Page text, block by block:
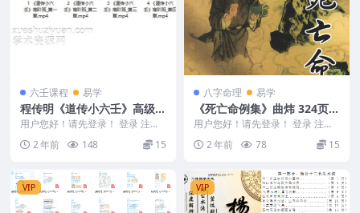
六壬课程 易学
程传明《道传小六壬》高级班
视频4集约9小时
用户您好！请先登录！ 登录 注册
程传明《道传小六壬》高级班视频
4集约9小时 2...
2 年前 148 15
八字命理 易学
《死亡命例集》曲炜 324页Y
Y
用户您好！请先登录！ 登录 注册
《死亡命例集》曲炜 324页YY 241
222...2 年前 78 15
VIP VIP